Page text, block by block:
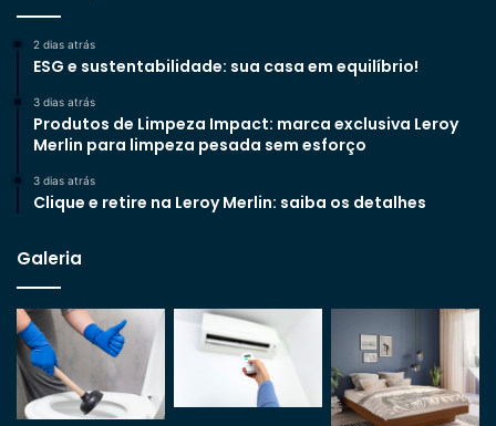
2 dias atrás
ESG e sustentabilidade: sua casa em equilíbrio!
3 dias atrás
Produtos de Limpeza Impact: marca exclusiva Leroy
Merlin para limpeza pesada sem esforço
3 dias atrás
Clique e retire na Leroy Merlin: saiba os detalhes
Galeria